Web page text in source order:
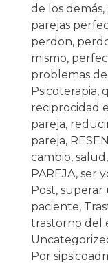
de los demás,
parejas
perdon,
mismo,
problemas
Psicoterapia,
reciprocidad
pareja,
pareja,
cambio, salud ,
PAREJA, ser
Post, superar
paciente,
trastorno del
Por